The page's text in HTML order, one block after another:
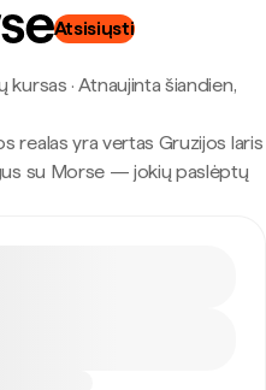
Atsisiųsti
kursas · Atnaujinta šiandien,
realas yra vertas Gruzijos laris
su Morse — jokių paslėptų